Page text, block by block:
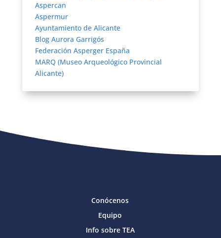
Aspercan
Aspermur
Ayuntamiento de Alicante
Blog Aurora Garrigós
Federación Asperger España
MARQ (Museo Arqueológico Provincial
Alicante)
Conócenos
Equipo
Info sobre TEA